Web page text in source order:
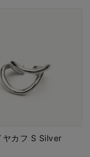
ヤカフ S Silver